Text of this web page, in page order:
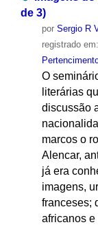
de 3)
por Sergio R
registrado em:
O
literárias
discussão
marcos o
Alencar,
já era
imagens,
franceses;
africanos